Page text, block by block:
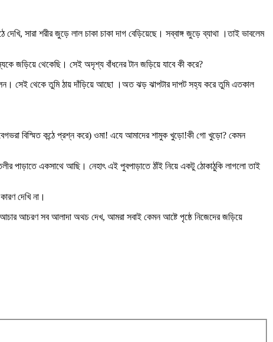
সারা শরীর জুড়ে লাল চাকা চাকা দাগ বেড়িয়েছে। সব্বাঙ্গ জুড়ে ব্যাথা ।তাই ভাবলেম
জড়িয়ে থেকেছি। সেই অদৃশ্য বাঁধনের টান জড়িয়ে যাবে কী করে?
সেই থেকে তুমি ঠায় দাঁড়িয়ে আছো ।অত ঝড় ঝাপটার দাপট সহ্য করে তুমি এতকাল
বিস্মিত কন্ঠে প্রশ্ন করে) ওমা! এযে আমাদের শামুক খুড়ো!কী গো খুড়ো? কেমন
পাড়াতে একসাথে আছি। নেহাৎ এই পুবপাড়াতে ঠাঁই নিয়ে একটু ঠোকাঠুকি লাগলো তাই
দেখি না।
আচরণ সব আলাদা অথচ দেখ, আমরা সবাই কেমন আষ্টে পৃষ্ঠে নিজেদের জড়িয়ে